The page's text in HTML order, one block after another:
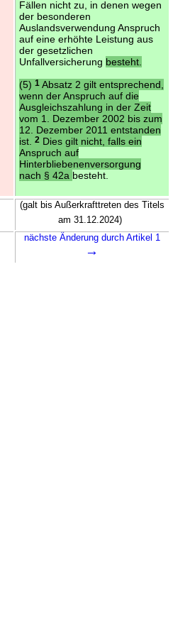
Fällen nicht zu, in denen wegen
der besonderen
Auslandsverwendung Anspruch
auf eine erhöhte Leistung aus
der gesetzlichen
Unfallversicherung besteht.
(5) 1Absatz 2 gilt entsprechend,
wenn der Anspruch auf die
Ausgleichszahlung in der Zeit
vom 1. Dezember 2002 bis zum
12. Dezember 2011 entstanden
ist.
2Dies gilt nicht, falls ein
Anspruch auf
Hinterbliebenenversorgung
nach § 42a besteht.
(galt bis Außerkrafttreten des Titels
am 31.12.2024)
nächste Änderung durch Artikel 1
→